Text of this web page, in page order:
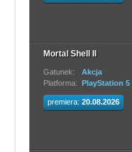
Mortal Shell II
Gatunek:
Akcja
Platforma: PlayStation 5
premiera: 20.08.2026